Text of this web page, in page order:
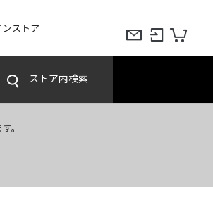
ストア
ストア内検索
。